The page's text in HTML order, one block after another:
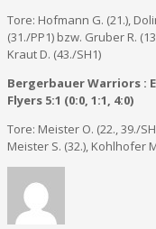
Tore: Hofmann G. (21.),
(31./PP1) bzw. Gruber R.
Kraut D. (43./SH1)
Bergerbauer Warriors :
Flyers 5:1 (0:0, 1:1, 4:0)
Tore: Meister O. (22., 39./
Meister S. (32.), Kohlhofer